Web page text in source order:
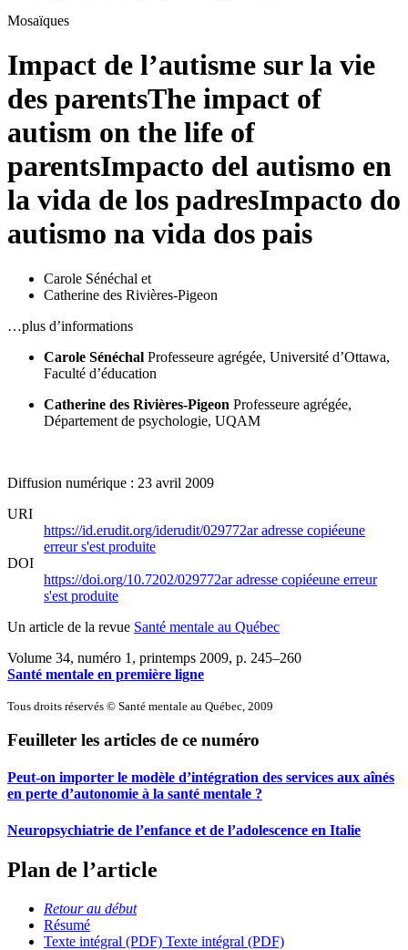
Mosaïques
Impact de l’autisme sur la vie
des parentsThe impact of
autism on the life of
parentsImpacto del autismo en
la vida de los padresImpacto do
autismo na vida dos pais
Carole Sénéchal et
Catherine des Rivières-Pigeon
…plus d’informations
Carole Sénéchal Professeure agrégée, Université d’Ottawa,
Faculté d’éducation
Catherine des Rivières-Pigeon Professeure agrégée,
Département de psychologie, UQAM
Diffusion numérique : 23 avril 2009
URI
https://id.erudit.org/iderudit/029772aradresse copiéeune
erreur s'est produite
DOI
https://doi.org/10.7202/029772aradresse copiéeune erreur
s'est produite
Un article de la revue Santé mentale au Québec
Volume 34, numéro 1, printemps 2009, p. 245–260
Santé mentale en première ligne
Tous droits réservés © Santé mentale au Québec, 2009
Feuilleter les articles de ce numéro
Peut-on importer le modèle d’intégration des services aux aînés
en perte d’autonomie à la santé mentale ?
Neuropsychiatrie de l’enfance et de l’adolescence en Italie
Plan de l’article
Retour au début
Résumé
Texte intégral (PDF) Texte intégral (PDF)